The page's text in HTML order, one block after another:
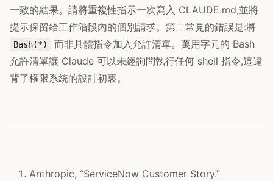
一致的結果。請將重複性指示一次寫入 CLAUDE.md,並將
提示保留給工作階段內的個別請求。第二常見的錯誤是:將
Bash(*)
而非具體指令加入允許清單。萬用字元的 Bash
允許清單讓 Claude 可以未經詢問執行任何 shell 指令,這違
背了權限系統的設計初衷。
Anthropic, “ServiceNow Customer Story.”